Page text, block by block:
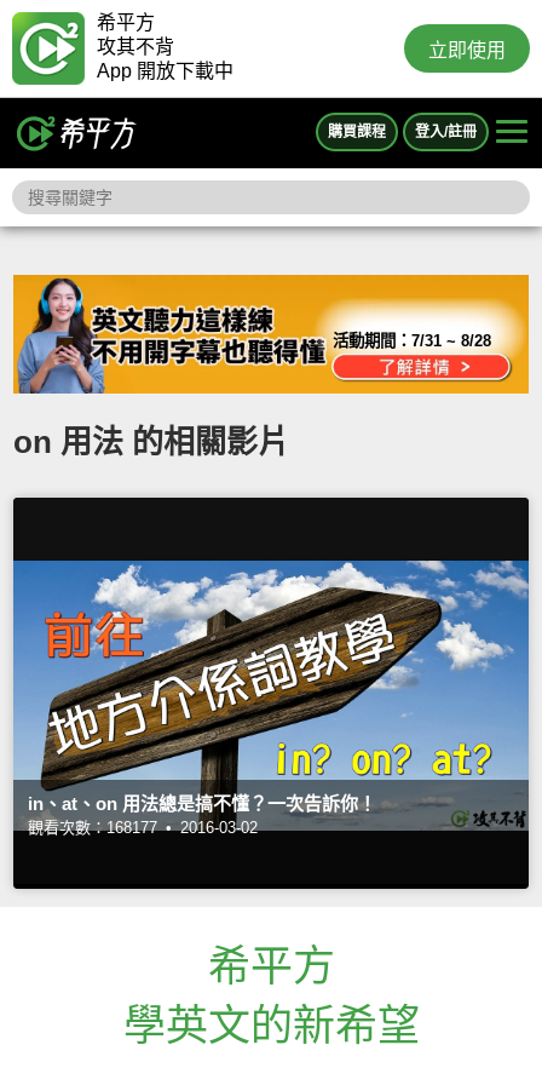
希平方
攻其不背
App 開放下載中
立即使用
購買課程 登入/註冊
活動期間：7/31 ~ 8/28
on 用法 的相關影片
in、at、on 用法總是搞不懂？一次告訴你！
觀看次數：168177 • 2016-03-02
希平方
學英文的新希望